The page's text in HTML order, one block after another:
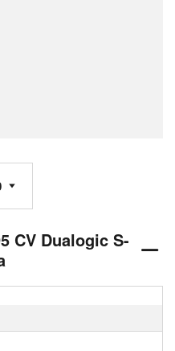
CV Dualogic S-